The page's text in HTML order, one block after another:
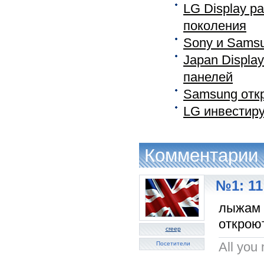
LG Display
поколения
Sony и
Japan
панелей
Samsung
LG
Комментарии
creep
Посетители
№1: 11
лыжам
All you